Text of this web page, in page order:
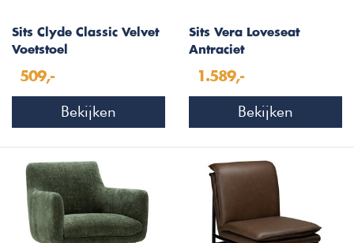
Sits Clyde Classic Velvet
Voetstoel
509,-
Bekijken
Sits Vera Loveseat
Antraciet
1.589,-
Bekijken